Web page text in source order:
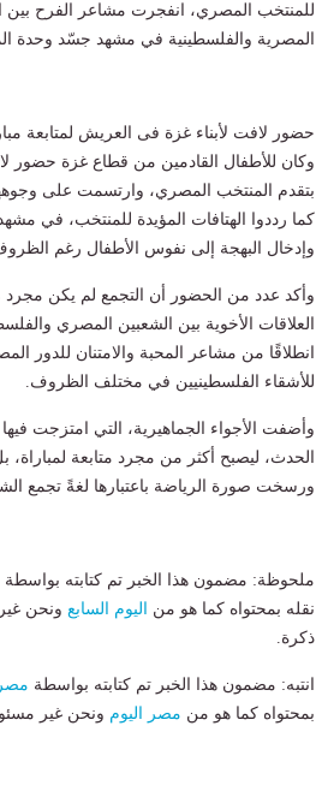
للمنتخب المصري، انفجرت مشاعر الفرح بين
المصرية والفلسطينية في مشهد جسّد وحدة
حضور لافت لأبناء غزة فى العريش لمتابعة
وكان للأطفال القادمين من قطاع غزة حضور
بتقدم المنتخب المصري، وارتسمت على
كما رددوا الهتافات المؤيدة للمنتخب، في
وإدخال البهجة إلى نفوس الأطفال رغم
وأكد عدد من الحضور أن التجمع لم يكن مجرد
العلاقات الأخوية بين الشعبين المصري
انطلاقًا من مشاعر المحبة والامتنان للدور
للأشقاء الفلسطينيين في مختلف الظروف.
وأضفت الأجواء الجماهيرية، التي امتزجت
الحدث، ليصبح أكثر من مجرد متابعة
ورسخت صورة الرياضة باعتبارها لغةً تجمع
ملحوظة: مضمون هذا الخبر تم كتابته بواسطة
نقله بمحتواه كما هو من
اليوم السابع ونحن
ذكرة.
انتبه: مضمون هذا الخبر تم كتابته بواسطة مصر
بمحتواه كما هو من مصر اليوم ونحن غير